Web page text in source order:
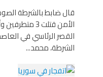
قال ضابط بالشرطة
الأمن قتلت
القصر الرئاسي في
الشرطة، محمد...